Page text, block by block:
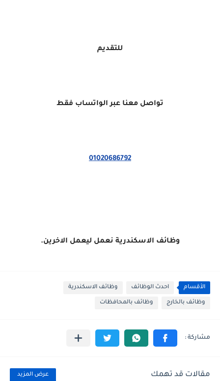
للتقديم
تواصل معنا عبر الواتساب فقط
01020686792
وظائف الاسكندرية نعمل ليعمل الاخرين.
الأقسام احدث الوظائف وظائف الاسكندرية
وظائف بالخارج وظائف بالمحافظات
مقالات قد تهمك عرض المزيد